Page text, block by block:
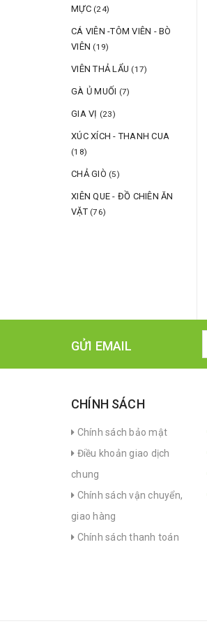
MỰC (24)
CÁ VIÊN -TÔM VIÊN - BÒ
VIÊN (19)
VIÊN THẢ LẨU (17)
GÀ Ủ MUỐI (7)
GIA VỊ (23)
XÚC XÍCH - THANH CUA
(18)
CHẢ GIÒ (5)
XIÊN QUE - ĐỒ CHIÊN ĂN
VẶT (76)
GỬI EMAIL
CHÍNH SÁCH
Chính sách bảo mật
Điều khoản giao dịch
chung
Chính sách vận chuyển,
giao hàng
Chính sách thanh toán